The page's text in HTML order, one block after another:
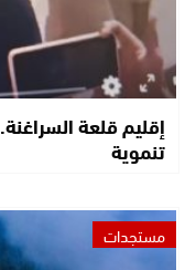
إقليم قلعة
تنموية
مستجدات